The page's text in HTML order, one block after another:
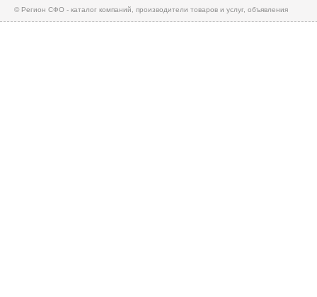
© Регион СФО - каталог компаний, производители товаров и услуг, объявления